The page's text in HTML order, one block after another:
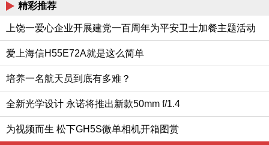
精彩推荐
上饶一爱心企业开展建党一百周年为平安卫士加餐主题活动
爱上海信H55E72A就是这么简单
培养一名航天员到底有多难？
全新光学设计 永诺将推出新款50mm f/1.4
为视频而生 松下GH5S微单相机开箱图赏